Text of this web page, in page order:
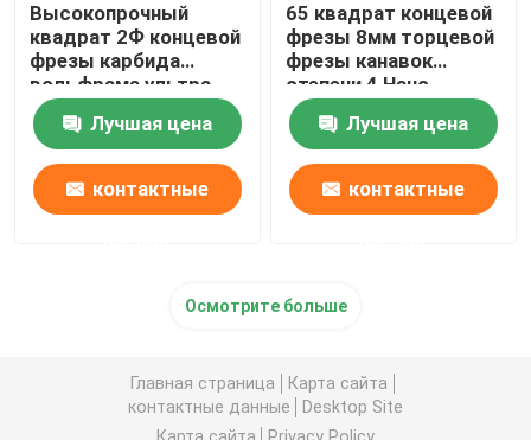
Высокопрочный
квадрат 2Ф концевой
фрезы карбида
вольфрама ультра
штраф
Лучшая цена
контактные
65 квадрат концевой
фрезы 8мм торцевой
фрезы канавок
степени 4 Нано
покрытый синью
Лучшая цена
контактные
Осмотрите больше
Главная страница
Карта сайта
контактные данные
Desktop Site
Карта сайта
Privacy Policy